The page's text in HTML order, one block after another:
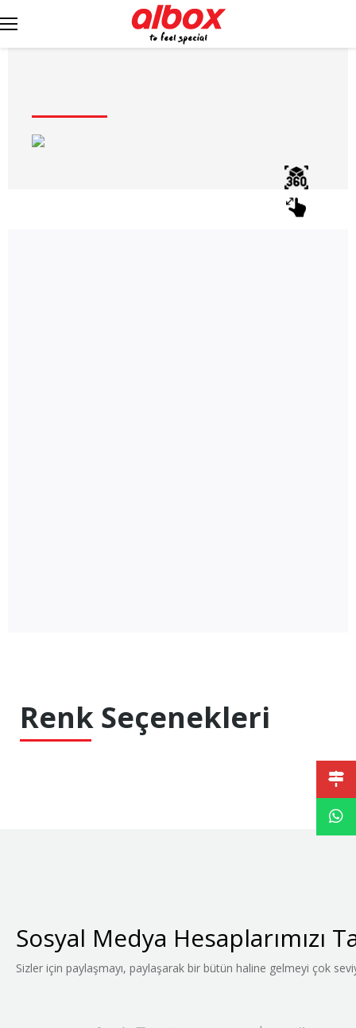
Renk Seçenekleri
Sosyal Medya Hesaplarımızı
Sizler için paylaşmayı, paylaşarak bir bütün haline gelmeyi çok